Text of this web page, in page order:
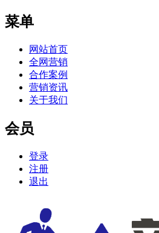
菜单
网站首页
全网营销
合作案例
营销资讯
关于我们
会员
登录
注册
退出